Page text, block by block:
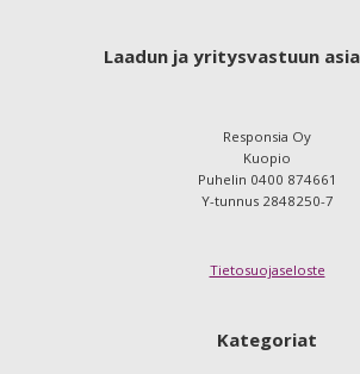
Laadun ja yritysvastuun
Responsia Oy
Kuopio
Puhelin 0400 874661
Y-tunnus 2848250-7
Tietosuojaseloste
Kategoriat